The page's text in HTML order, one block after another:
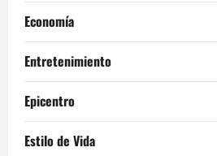
Economía
Entretenimiento
Epicentro
Estilo de Vida